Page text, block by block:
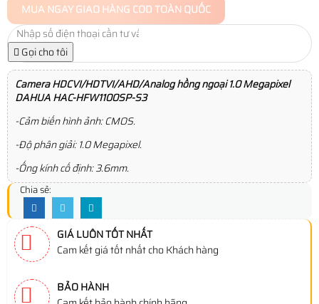
MUA NGAYGIAO HÀNG COD TOÀN QUỐC
Gọi cho tôi
Camera HDCVI/HDTVI/AHD/Analog hồng ngoại 1.0 Megapixel
DAHUA HAC-HFW1100SP-S3
-Cảm biến hình ảnh: CMOS.
-Độ phân giải: 1.0 Megapixel.
-Ống kính cố định: 3.6mm.
Chia sẻ:
GIÁ LUÔN TỐT NHẤT
Cam kết giá tốt nhất cho Khách hàng
BẢO HÀNH